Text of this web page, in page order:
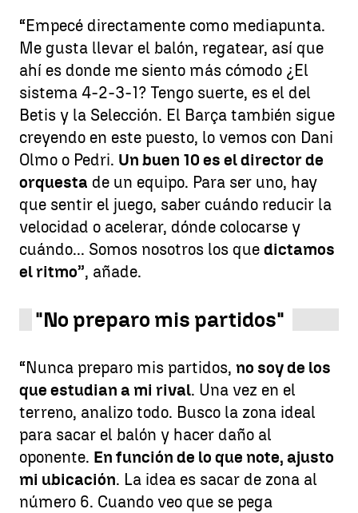
“Empecé directamente como mediapunta.
Me gusta llevar el balón, regatear, así que
ahí es donde me siento más cómodo ¿El
sistema 4-2-3-1? Tengo suerte, es el del
Betis y la Selección. El Barça también sigue
creyendo en este puesto, lo vemos con Dani
Olmo o Pedri. Un buen 10 es el director de
orquesta de un equipo. Para ser uno, hay
que sentir el juego, saber cuándo reducir la
velocidad o acelerar, dónde colocarse y
cuándo... Somos nosotros los que dictamos
el ritmo”, añade.
"No preparo mis partidos"
“Nunca preparo mis partidos, no soy de los
que estudian a mi rival. Una vez en el
terreno, analizo todo. Busco la zona ideal
para sacar el balón y hacer daño al
oponente. En función de lo que note, ajusto
mi ubicación. La idea es sacar de zona al
número 6. Cuando veo que se pega